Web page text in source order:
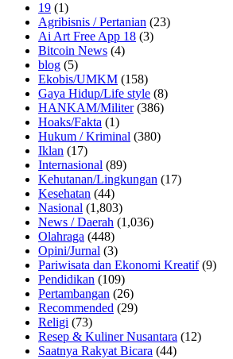
19 (1)
Agribisnis / Pertanian (23)
Ai Art Free App 18 (3)
Bitcoin News (4)
blog (5)
Ekobis/UMKM (158)
Gaya Hidup/Life style (8)
HANKAM/Militer(386)
Hoaks/Fakta (1)
Hukum / Kriminal (380)
Iklan (17)
Internasional (89)
Kehutanan/Lingkungan (17)
Kesehatan (44)
Nasional (1,803)
News / Daerah (1,036)
Olahraga (448)
Opini/Jurnal (3)
Pariwisata dan Ekonomi Kreatif(9)
Pendidikan (109)
Pertambangan (26)
Recommended (29)
Religi (73)
Resep & Kuliner Nusantara (12)
Saatnya Rakyat Bicara (44)